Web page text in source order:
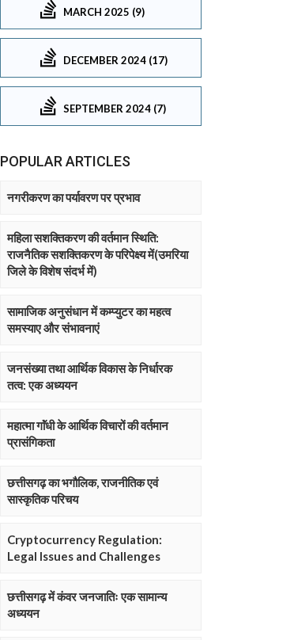
MARCH 2025 (9)
DECEMBER 2024 (17)
SEPTEMBER 2024 (7)
POPULAR ARTICLES
नगरीकरण का पर्यावरण पर प्रभाव
महिला सशक्तिकरण की वर्तमान स्थिति:
राजनैतिक सशक्तिकरण के परिपेक्ष्य में(उमरिया
जिले के विशेष संदर्भ में)
सामाजिक अनुसंधान में कम्प्युटर का महत्व
समस्याए और संभावनाएं
जनसंख्या तथा आर्थिक विकास के निर्धारक
तत्व: एक अध्ययन
महात्मा गाॅंधी के आर्थिक विचारों की वर्तमान
प्रासंगिकता
छत्तीसगढ़ का भगौलिक, राजनीतिक एवं
सास्कृतिक परिचय
Cryptocurrency Regulation:
Legal Issues and Challenges
छत्तीसगढ़ में कंवर जनजातिः एक सामान्य
अध्ययन